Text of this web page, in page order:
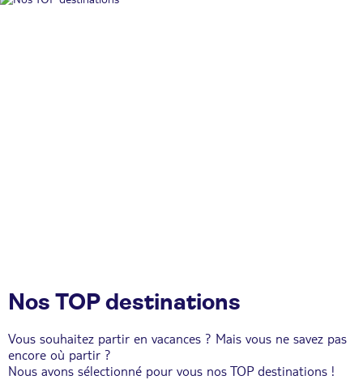
Nos TOP destinations
Vous souhaitez partir en vacances ? Mais vous ne savez pas
encore où partir ?
Nous avons sélectionné pour vous nos TOP destinations !